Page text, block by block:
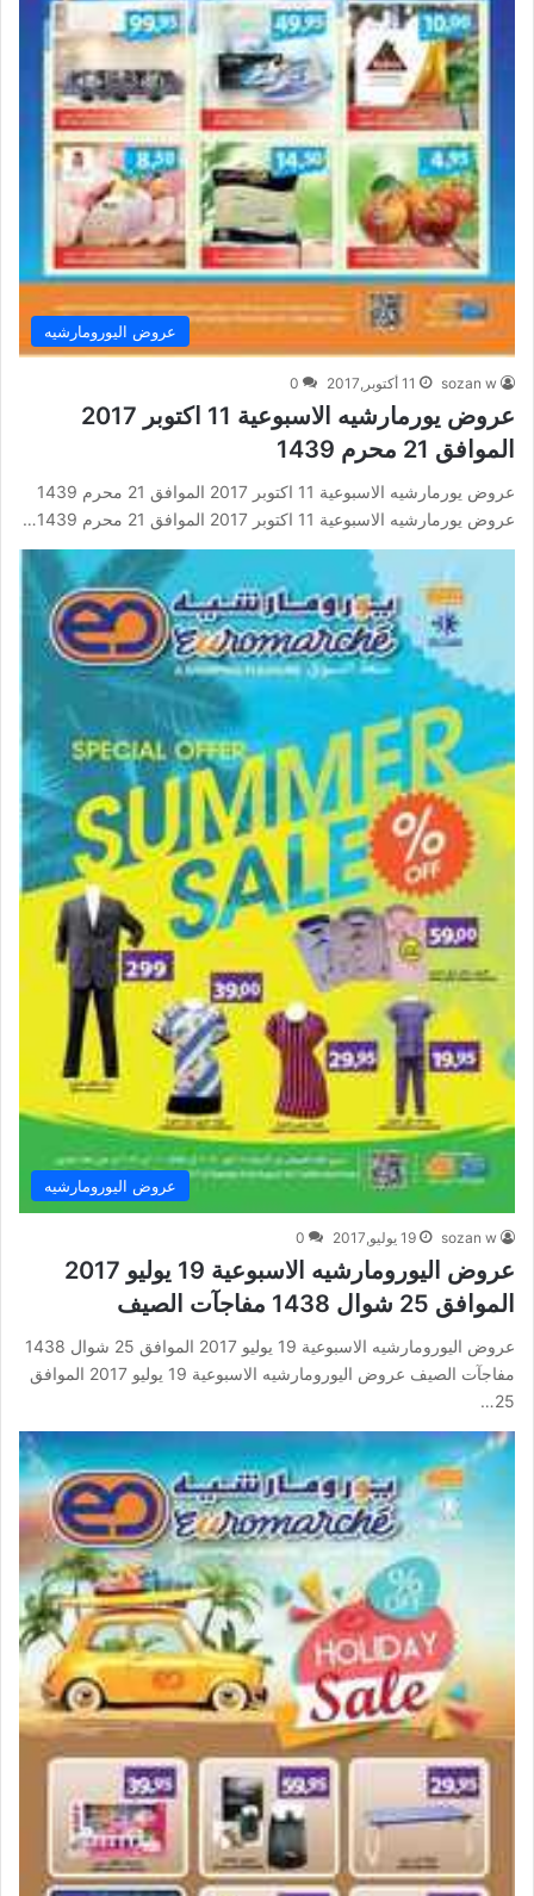
عروض اليورومارشيه
sozan w 11 أكتوبر,2017 0
عروض يورمارشيه الاسبوعية 11 اكتوبر 2017
الموافق 21 محرم 1439
عروض يورمارشيه الاسبوعية 11 اكتوبر 2017 الموافق 21 محرم 1439
عروض يورمارشيه الاسبوعية 11 اكتوبر 2017 الموافق 21 محرم 1439…
عروض اليورومارشيه
sozan w 19 يوليو,2017 0
عروض اليورومارشيه الاسبوعية 19 يوليو 2017
الموافق 25 شوال 1438 مفاجآت الصيف
عروض اليورومارشيه الاسبوعية 19 يوليو 2017 الموافق 25 شوال 1438
مفاجآت الصيف عروض اليورومارشيه الاسبوعية 19 يوليو 2017 الموافق
25…